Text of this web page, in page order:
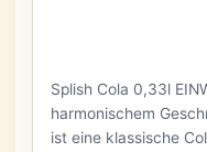
Splish Cola 0,33l
harmonischem
ist eine klassische